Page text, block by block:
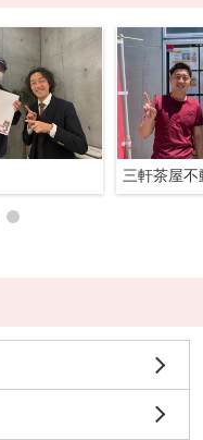
三軒茶屋不